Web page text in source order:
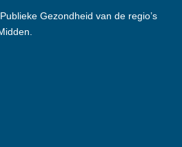
Gezondheid van de regio’s